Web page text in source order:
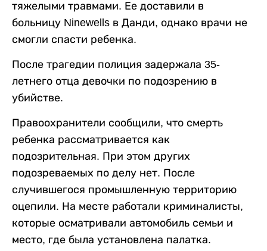
тяжелыми травмами. Ее доставили в
больницу Ninewells в Данди, однако врачи не
смогли спасти ребенка.
После трагедии полиция задержала 35-
летнего отца девочки по подозрению в
убийстве.
Правоохранители сообщили, что смерть
ребенка рассматривается как
подозрительная. При этом других
подозреваемых по делу нет. После
случившегося промышленную территорию
оцепили. На месте работали криминалисты,
которые осматривали автомобиль семьи и
место, где была установлена палатка.